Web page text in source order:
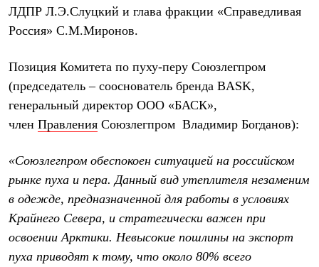
Лёгкая одежда
Футболки
Брюки
Шорты
Женская одежда
Утепленная пухом
Куртки
Утепленная синтетикой
Куртки
Брюки
Штормовая одежда
Куртки
Софтшелл одежда
Брюки
ЛДПР Л.Э.Слуцкий и глава фракции «Справедливая
Россия» С.М.Миронов.
Позиция Комитета по пуху-перу Союзлегпром
(председатель – сооснователь бренда BASK,
генеральный директор ООО «БАСК»,
член Правления Союзлегпром Владимир Богданов):
«Союзлегпром обеспокоен ситуацией на российском
рынке пуха и пера. Данный вид утеплителя незаменим
в одежде, предназначенной для работы в условиях
Крайнего Севера, и стратегически важен при
освоении Арктики. Невысокие пошлины на экспорт
пуха приводят к тому, что около 80% всего